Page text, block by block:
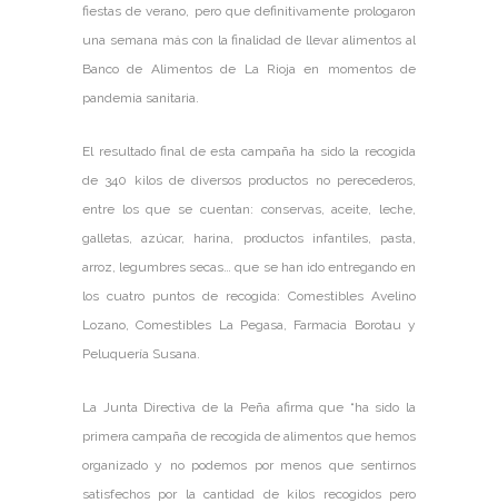
fiestas de verano, pero que definitivamente prologaron
una semana más con la finalidad de llevar alimentos al
Banco de Alimentos de La Rioja en momentos de
pandemia sanitaria.
El resultado final de esta campaña ha sido la recogida
de 340 kilos de diversos productos no perecederos,
entre los que se cuentan: conservas, aceite, leche,
galletas, azúcar, harina, productos infantiles, pasta,
arroz, legumbres secas… que se han ido entregando en
los cuatro puntos de recogida: Comestibles Avelino
Lozano, Comestibles La Pegasa, Farmacia Borotau y
Peluquería Susana.
La Junta Directiva de la Peña afirma que “ha sido la
primera campaña de recogida de alimentos que hemos
organizado y no podemos por menos que sentirnos
satisfechos por la cantidad de kilos recogidos pero